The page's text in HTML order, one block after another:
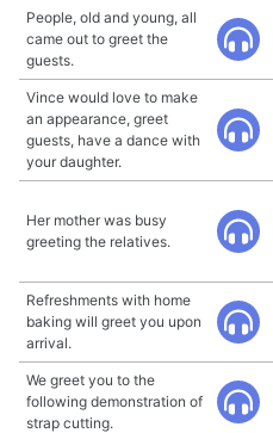
People, old and young, all
came out to greet the
guests.
Vince would love to make
an appearance, greet
guests, have a dance with
your daughter.
Her mother was busy
greeting the relatives.
Refreshments with home
baking will greet you upon
arrival.
We greet you to the
following demonstration of
strap cutting.